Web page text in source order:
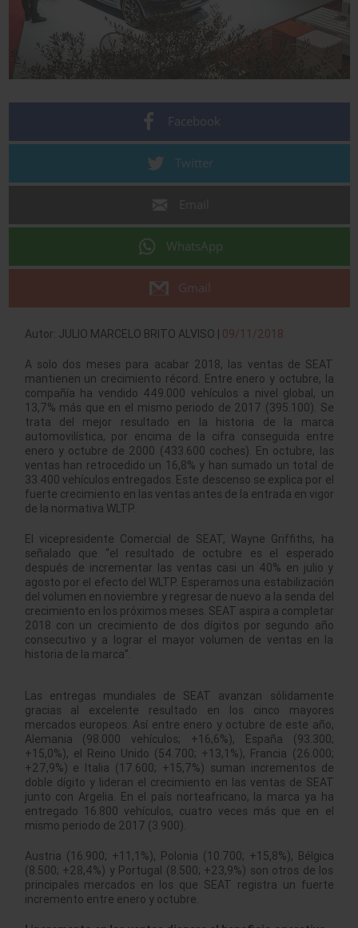
Facebook
Twitter
WhatsApp
Gmail
Autor: JULIO MARCELO BRITO ALVISO | 09/11/2018
A solo dos meses para acabar 2018, las ventas de SEAT
mantienen un crecimiento récord. Entre enero y octubre, la
compañía ha vendido 449.000 vehículos a nivel global, un
13,7% más que en el mismo periodo de 2017 (395.100). Se
trata del mejor resultado en la historia de la marca
automovilística, por encima de la cifra conseguida entre
enero y octubre de 2000 (433.600 coches). En octubre, las
ventas han retrocedido un 16,8% y han sumado un total de
33.400 vehículos entregados. Este descenso se explica por el
fuerte crecimiento en las ventas antes de la entrada en vigor
de la normativa WLTP.
El vicepresidente Comercial de SEAT, Wayne Griffiths, ha
señalado que “el resultado de octubre es el esperado
después de incrementar las ventas casi un 40% en julio y
agosto por el efecto del WLTP. Esperamos una estabilización
del volumen en noviembre y regresar de nuevo a la senda del
crecimiento en los próximos meses. SEAT aspira a completar
2018 con un crecimiento de dos dígitos por segundo año
consecutivo y a lograr el mayor volumen de ventas en la
historia de la marca”.
Las entregas mundiales de SEAT avanzan sólidamente
gracias al excelente resultado en los cinco mayores
mercados europeos. Así entre enero y octubre de este año,
Alemania (98.000 vehículos; +16,6%), España (93.300;
+15,0%), el Reino Unido (54.700; +13,1%), Francia (26.000;
+27,9%) e Italia (17.600; +15,7%) suman incrementos de
doble dígito y lideran el crecimiento en las ventas de SEAT
junto con Argelia. En el país norteafricano, la marca ya ha
entregado 16.800 vehículos, cuatro veces más que en el
mismo periodo de 2017 (3.900).
Austria (16.900; +11,1%), Polonia (10.700; +15,8%), Bélgica
(8.500; +28,4%) y Portugal (8.500; +23,9%) son otros de los
principales mercados en los que SEAT registra un fuerte
incremento entre enero y octubre.